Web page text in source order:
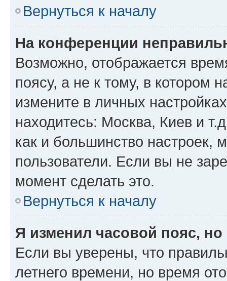
Вернуться к началу
На конференции
Возможно, отображается
поясу, а не к тому, в котором
измените в личных
находитесь: Москва, Киев и
как и большинство настроек,
пользователи. Если вы не
момент сделать это.
Вернуться к началу
Я изменил часовой пояс,
Если вы уверены, что
летнего времени, но время